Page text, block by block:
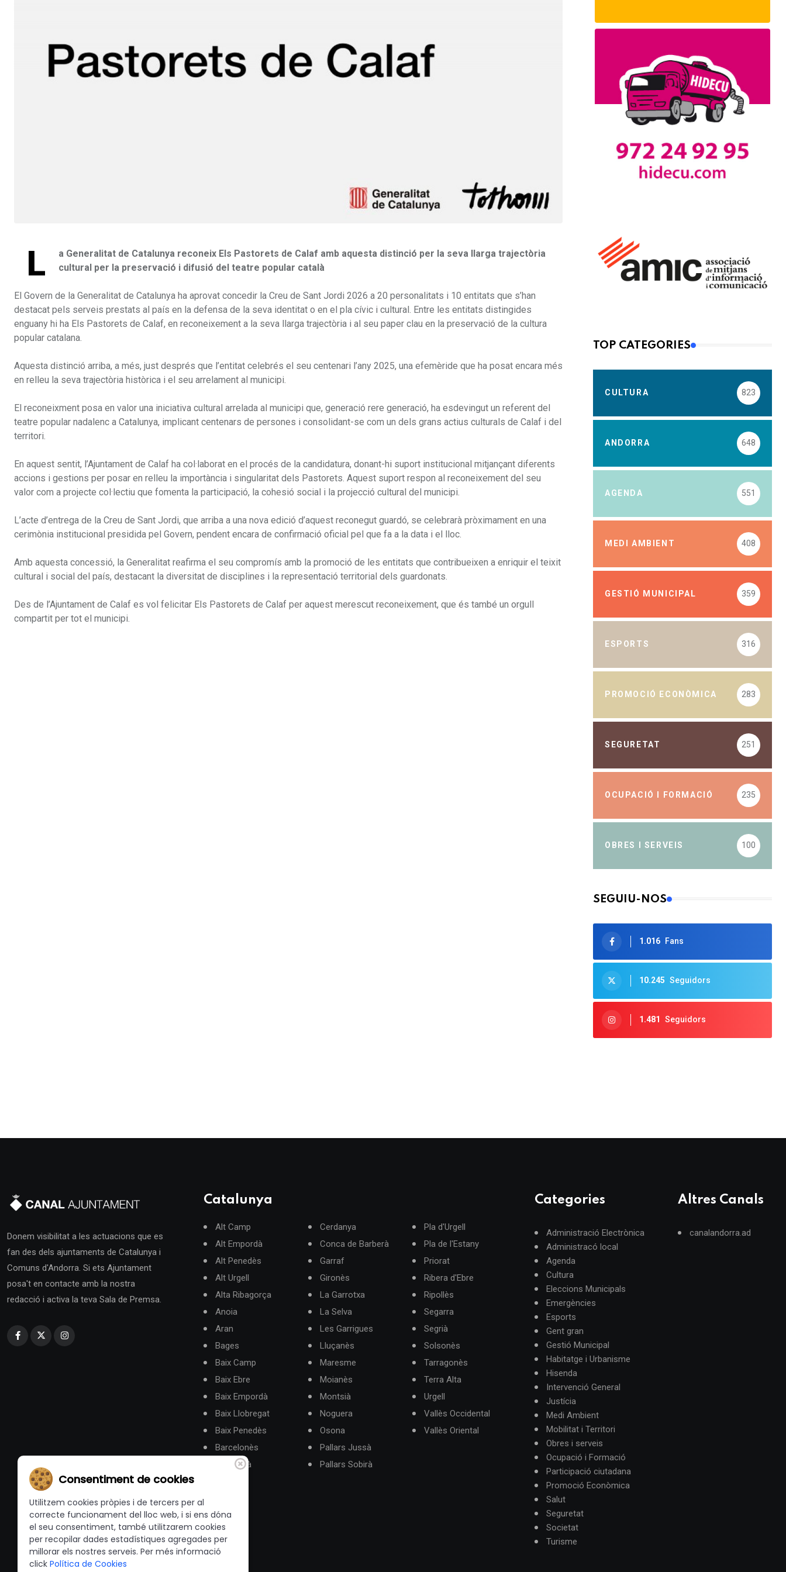
L
a Generalitat de Catalunya reconeix Els Pastorets de Calaf amb aquesta distinció per la seva llarga trajectòria
cultural per la preservació i difusió del teatre popular català
El Govern de la Generalitat de Catalunya ha aprovat concedir la Creu de Sant Jordi 2026 a 20 personalitats i 10 entitats que s’han
destacat pels serveis prestats al país en la defensa de la seva identitat o en el pla cívic i cultural. Entre les entitats distingides
enguany hi ha Els Pastorets de Calaf, en reconeixement a la seva llarga trajectòria i al seu paper clau en la preservació de la cultura
popular catalana.
Aquesta distinció arriba, a més, just després que l’entitat celebrés el seu centenari l’any 2025, una efemèride que ha posat encara més
en relleu la seva trajectòria històrica i el seu arrelament al municipi.
El reconeixment posa en valor una iniciativa cultural arrelada al municipi que, generació rere generació, ha esdevingut un referent del
teatre popular nadalenc a Catalunya, implicant centenars de persones i consolidant-se com un dels grans actius culturals de Calaf i del
territori.
En aquest sentit, l’Ajuntament de Calaf ha col·laborat en el procés de la candidatura, donant-hi suport institucional mitjançant diferents
accions i gestions per posar en relleu la importància i singularitat dels Pastorets. Aquest suport respon al reconeixement del seu
valor com a projecte col·lectiu que fomenta la participació, la cohesió social i la projecció cultural del municipi.
L’acte d’entrega de la Creu de Sant Jordi, que arriba a una nova edició d’aquest reconegut guardó, se celebrarà pròximament en una
cerimònia institucional presidida pel Govern, pendent encara de confirmació oficial pel que fa a la data i el lloc.
Amb aquesta concessió, la Generalitat reafirma el seu compromís amb la promoció de les entitats que contribueixen a enriquir el teixit
cultural i social del país, destacant la diversitat de disciplines i la representació territorial dels guardonats.
Des de l’Ajuntament de Calaf es vol felicitar Els Pastorets de Calaf per aquest merescut reconeixement, que és també un orgull
compartit per tot el municipi.
TOP CATEGORIES
CULTURA 823
ANDORRA 648
AGENDA 551
MEDI AMBIENT 408
GESTIÓ MUNICIPAL 359
ESPORTS 316
PROMOCIÓ ECONÒMICA 283
SEGURETAT 251
OCUPACIÓ I FORMACIÓ 235
OBRES I SERVEIS 100
SEGUIU-NOS
1.016 Fans
10.245 Seguidors
1.481 Seguidors
Donem visibilitat a les actuacions que es
fan des dels ajuntaments de Catalunya i
Comuns d'Andorra. Si ets Ajuntament
posa't en contacte amb la nostra
redacció i activa la teva Sala de Premsa.
Catalunya
Alt Camp
Alt Empordà
Alt Penedès
Alt Urgell
Alta Ribagorça
Anoia
Aran
Bages
Baix Camp
Baix Ebre
Baix Empordà
Baix Llobregat
Baix Penedès
Barcelonès
Berguedà
Cerdanya
Conca de Barberà
Garraf
Gironès
La Garrotxa
La Selva
Les Garrigues
Lluçanès
Maresme
Moianès
Montsià
Noguera
Osona
Pallars Jussà
Pallars Sobirà
Pla d'Urgell
Pla de l'Estany
Priorat
Ribera d'Ebre
Ripollès
Segarra
Segrià
Solsonès
Tarragonès
Terra Alta
Urgell
Vallès Occidental
Vallès Oriental
Categories
Administració Electrònica
Administracó local
Agenda
Cultura
Eleccions Municipals
Emergències
Esports
Gent gran
Gestió Municipal
Habitatge i Urbanisme
Hisenda
Intervenció General
Justícia
Medi Ambient
Mobilitat i Territori
Obres i serveis
Ocupació i Formació
Participació ciutadana
Promoció Econòmica
Salut
Seguretat
Societat
Turisme
Altres Canals
canalandorra.ad
Consentiment de cookies
Utilitzem cookies pròpies i de tercers per al
correcte funcionament del lloc web, i si ens dóna
el seu consentiment, també utilitzarem cookies
per recopilar dades estadístiques agregades per
millorar els nostres serveis. Per més informació
click Política de Cookies